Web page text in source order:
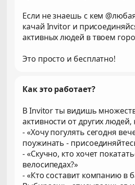
Если не знаешь с кем
качай Invitor и
активных людей в твоем
Это просто и бесплатно!
Как это работает?
В Invitor ты видишь
активности от других
- «Хочу погулять сегодня
поужинать -
- «Скучно, кто хочет
велосипедах?»
- «Кто составит компанию в